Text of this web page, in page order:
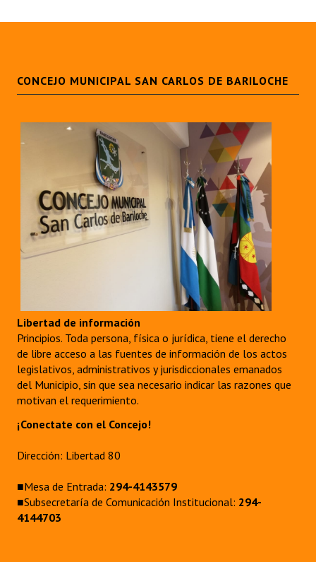
CONCEJO MUNICIPAL SAN CARLOS DE BARILOCHE
Libertad de información
Principios. Toda persona, física o jurídica, tiene el derecho
de libre acceso a las fuentes de información de los actos
legislativos, administrativos y jurisdiccionales emanados
del Municipio, sin que sea necesario indicar las razones que
motivan el requerimiento.
¡Conectate con el Concejo!
Dirección: Libertad 80
■Mesa de Entrada: 294-4143579
■Subsecretaría de Comunicación Institucional: 294-
4144703